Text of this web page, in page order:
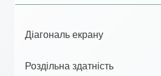
Діагональ екрану
Роздільна здатність